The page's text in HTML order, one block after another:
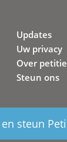
Updates
Uw privacy
Over
Steun ons
steun